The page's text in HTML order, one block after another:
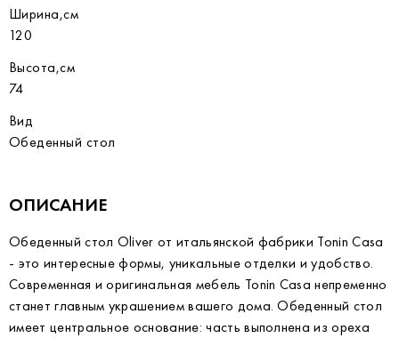
Ширина,см
120
Высота,см
74
Вид
Обеденный стол
ОПИСАНИЕ
Обеденный стол Oliver от итальянской фабрики Tonin Casa
- это интересные формы, уникальные отделки и удобство.
Современная и оригинальная мебель Tonin Casa непременно
станет главным украшением вашего дома. Обеденный стол
имеет центральное основание: часть выполнена из ореха